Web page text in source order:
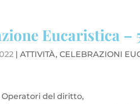
Eucaristica –
| ATTIVITÀ, CELEBRAZIONI
del diritto,